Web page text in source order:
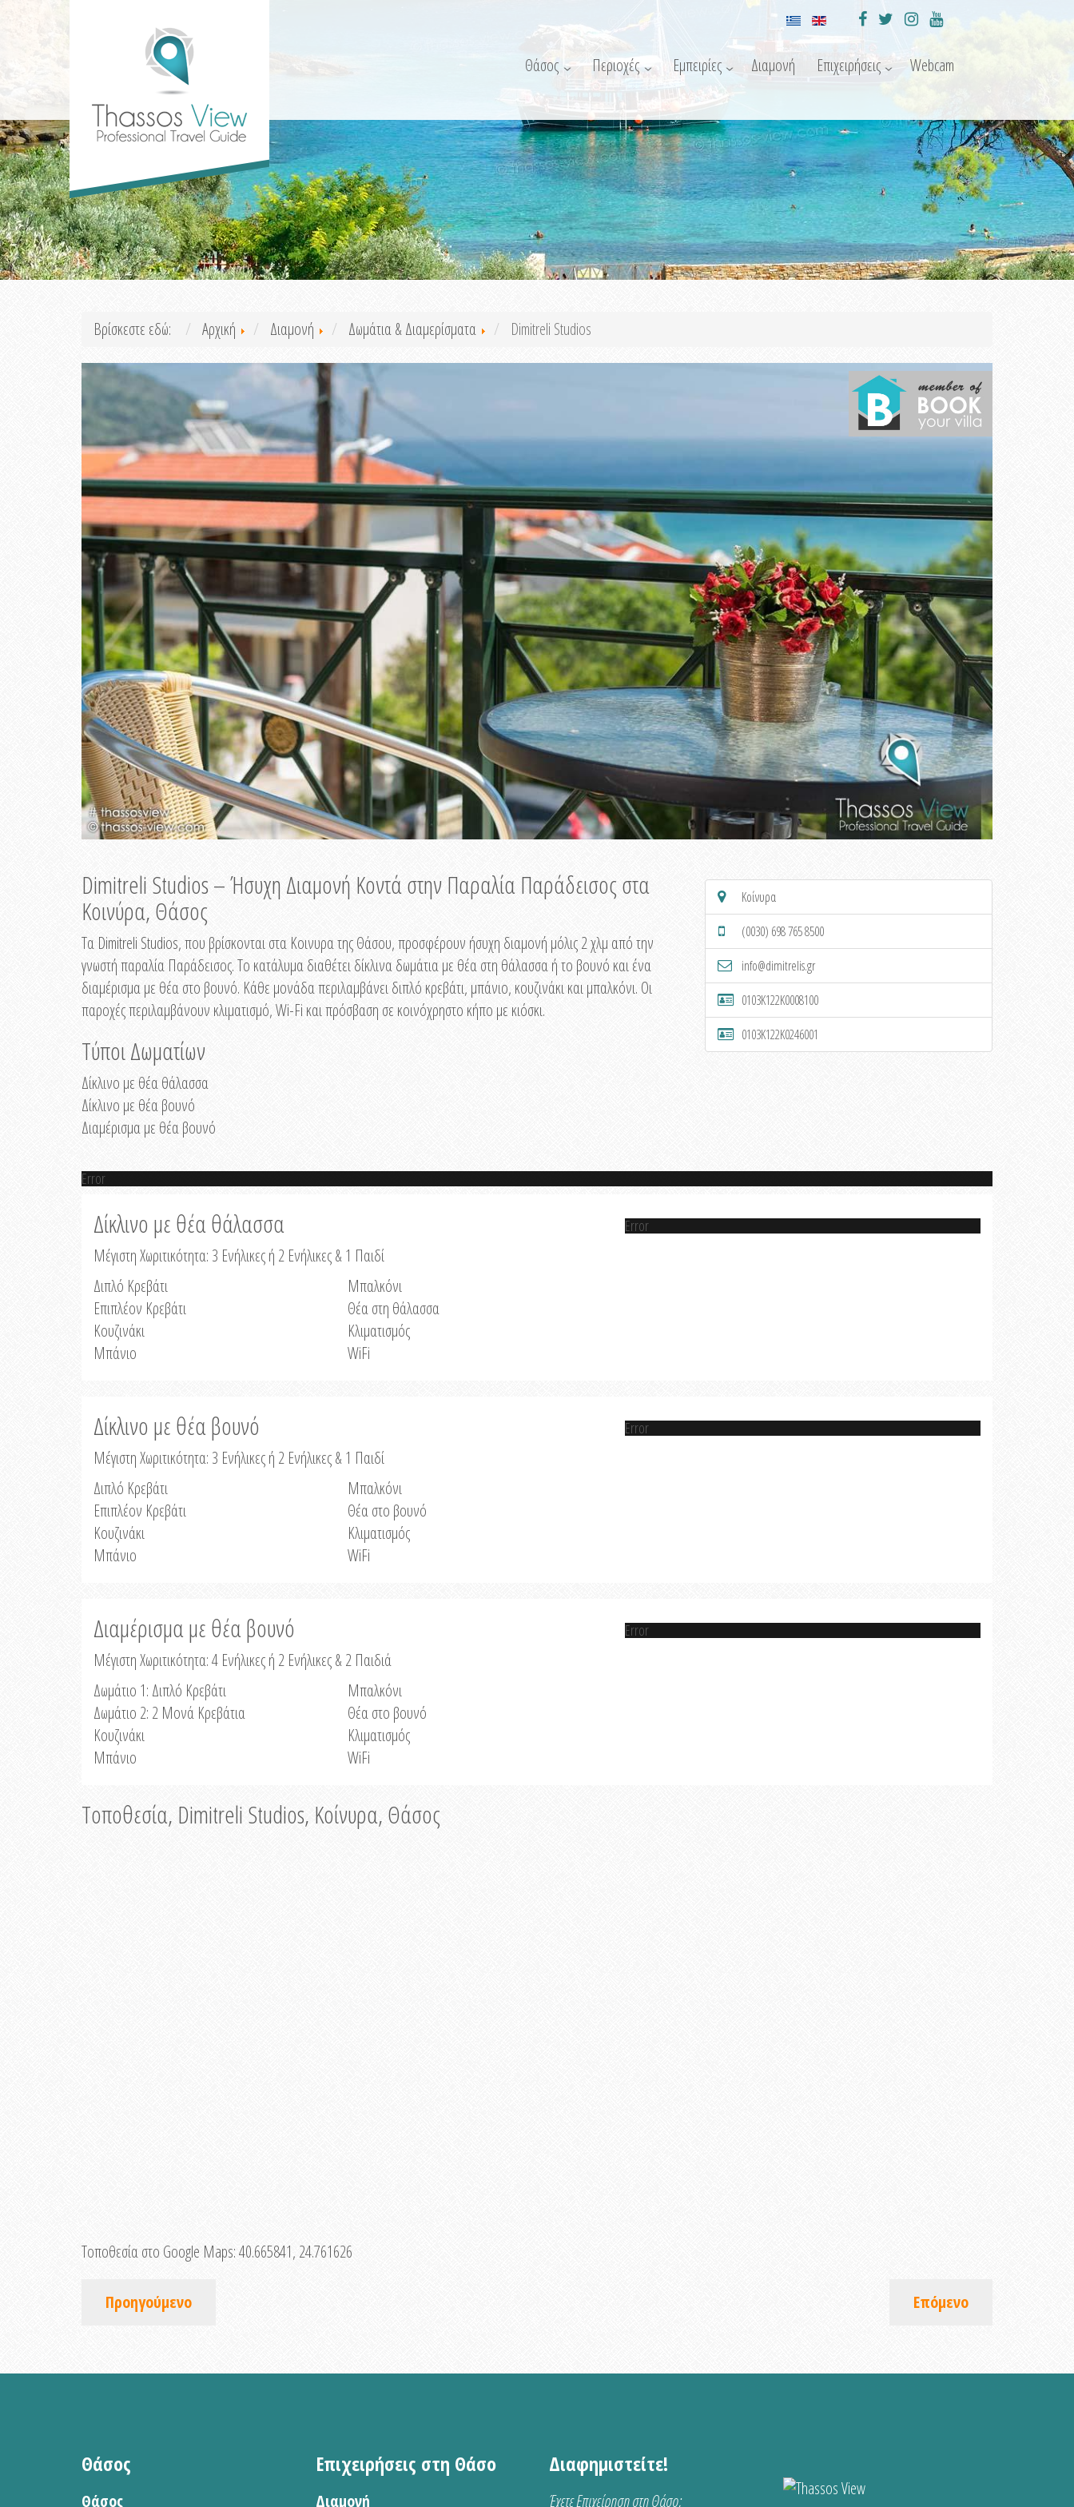
Θάσος Περιοχές Εμπειρίες Διαμονή Επιχειρήσεις Webcam
Βρίσκεστε εδώ: Αρχική Διαμονή Δωμάτια & Διαμερίσματα Dimitreli Studios
Dimitreli Studios – Ήσυχη Διαμονή Κοντά στην Παραλία Παράδεισος στα
Κοινύρα, Θάσος
Τα Dimitreli Studios, που βρίσκονται στα Κοινυρα της Θάσου, προσφέρουν ήσυχη διαμονή μόλις 2 χλμ από την
γνωστή παραλία Παράδεισος. Το κατάλυμα διαθέτει δίκλινα δωμάτια με θέα στη θάλασσα ή το βουνό και ένα
διαμέρισμα με θέα στο βουνό. Κάθε μονάδα περιλαμβάνει διπλό κρεβάτι, μπάνιο, κουζινάκι και μπαλκόνι. Οι
παροχές περιλαμβάνουν κλιματισμό, Wi-Fi και πρόσβαση σε κοινόχρηστο κήπο με κιόσκι.
Τύποι Δωματίων
Δίκλινο με θέα θάλασσα
Δίκλινο με θέα βουνό
Διαμέρισμα με θέα βουνό
Κοίνυρα
(0030) 698 765 8500
info@dimitrelis.gr
0103K122K0008100
0103K122K0246001
Error
Δίκλινο με θέα θάλασσα
Μέγιστη Χωριτικότητα: 3 Ενήλικες ή 2 Ενήλικες & 1 Παιδί
Διπλό Κρεβάτι
Επιπλέον Κρεβάτι
Κουζινάκι
Μπάνιο
Μπαλκόνι
Θέα στη θάλασσα
Κλιματισμός
WiFi
Error
Δίκλινο με θέα βουνό
Μέγιστη Χωριτικότητα: 3 Ενήλικες ή 2 Ενήλικες & 1 Παιδί
Διπλό Κρεβάτι
Επιπλέον Κρεβάτι
Κουζινάκι
Μπάνιο
Μπαλκόνι
Θέα στο βουνό
Κλιματισμός
WiFi
Error
Διαμέρισμα με θέα βουνό
Μέγιστη Χωριτικότητα: 4 Ενήλικες ή 2 Ενήλικες & 2 Παιδιά
Δωμάτιο 1: Διπλό Κρεβάτι
Δωμάτιο 2: 2 Μονά Κρεβάτια
Κουζινάκι
Μπάνιο
Μπαλκόνι
Θέα στο βουνό
Κλιματισμός
WiFi
Error
Τοποθεσία, Dimitreli Studios, Κοίνυρα, Θάσος
Τοποθεσία στο Google Maps:40.665841, 24.761626
Προηγούμενο Επόμενο
Θάσος
Θάσος
Επιχειρήσεις στη Θάσο
Διαμονή
Διαφημιστείτε!
Έχετε Επιχείρηση στη Θάσο;